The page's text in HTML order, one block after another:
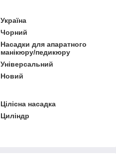
Україна
Чорний
Насадки для апаратного
манікюру/педикюру
Універсальний
Новий
Цілісна насадка
Циліндр